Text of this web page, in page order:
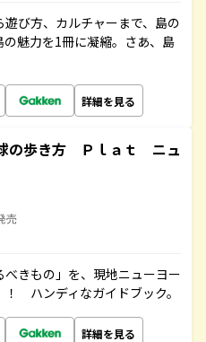
び方、カルチャーまで、島の
魅力を1冊に凝縮。さあ、島
詳細を見る
の歩き方 Ｐｌａｔ ニュ
売
べきもの」を、現地ニューヨー
ハンディなガイドブック。
詳細を見る